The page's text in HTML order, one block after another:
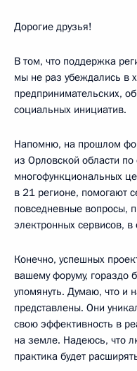
Дорогие друзья!
В том, что поддержка
мы не раз убеждались в
предпринимательских,
социальных инициатив.
Напомню, на прошлом
из Орловской области
многофункциональных
в 21 регионе, помогают
повседневные вопросы,
электронных сервисов,
Конечно, успешных
вашему форуму, гораздо
упомянуть. Думаю, что и
представлены. Они
свою эффективность в
на земле. Надеюсь, что
практика будет